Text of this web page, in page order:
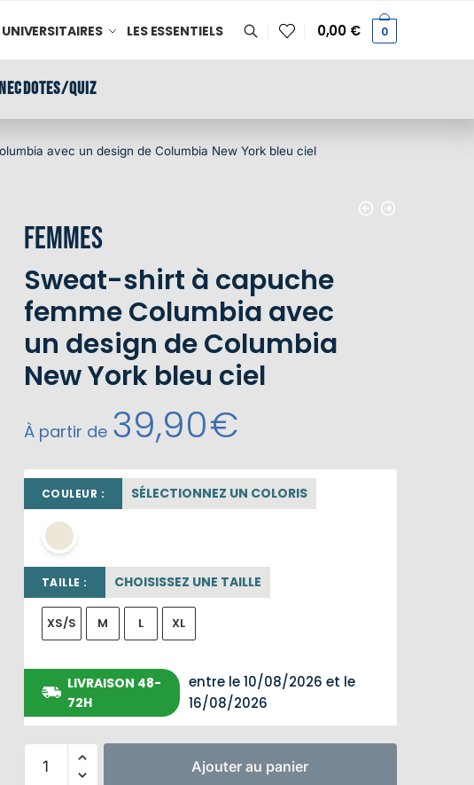
UNIVERSITAIRES LES ESSENTIELS 0,00 € 0
QUIZ
avec un design de Columbia New York bleu ciel
Femmes
Sweat-shirt à capuche
femme Columbia avec
un design de Columbia
New York bleu ciel
À partir de 39,90€
COULEUR : SÉLECTIONNEZ UN COLORIS
TAILLE : CHOISISSEZ UNE TAILLE
XS/S M L XL
LIVRAISON 48-
72H
entre le 10/08/2026 et le
16/08/2026
Ajouter au panier